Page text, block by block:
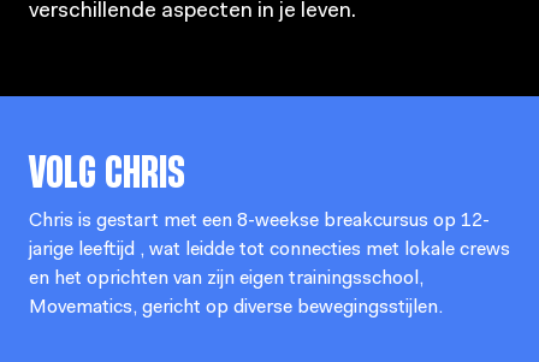
verschillende aspecten in je leven.
VOLGCHRIS
Chris is gestart met een 8-weekse breakcursus op 12-
jarige leeftijd , wat leidde tot connecties met lokale crews
en het oprichten van zijn eigen trainingsschool,
Movematics, gericht op diverse bewegingsstijlen.